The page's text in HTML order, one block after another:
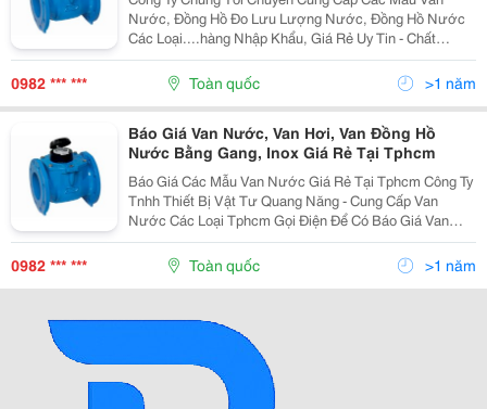
Nước, Đồng Hồ Đo Lưu Lượng Nước, Đồng Hồ Nước
Các Loại....hàng Nhập Khẩu, Giá Rẻ Uy Tin - Chất
Lượng Đã Làm Nên Thương Hiệu Valve Quang Năng
Hotline: 0982 644 703 - 0938 069 055 - Hotline: 028
0982 *** *** Toàn quốc >1 năm
Báo Giá Van Nước, Van Hơi, Van Đồng Hồ
Nước Bằng Gang, Inox Giá Rẻ Tại Tphcm
Báo Giá Các Mẫu Van Nước Giá Rẻ Tại Tphcm Công Ty
Tnhh Thiết Bị Vật Tư Quang Năng - Cung Cấp Van
Nước Các Loại Tphcm Gọi Điện Để Có Báo Giá Van
Hiện Nay Chính Xác Nhất - Van Nước Giá Tốt Nhất Địa
Chỉ: 342/201/203 Lý Thường Kiệt, P.6, Q.tân B
0982 *** *** Toàn quốc >1 năm